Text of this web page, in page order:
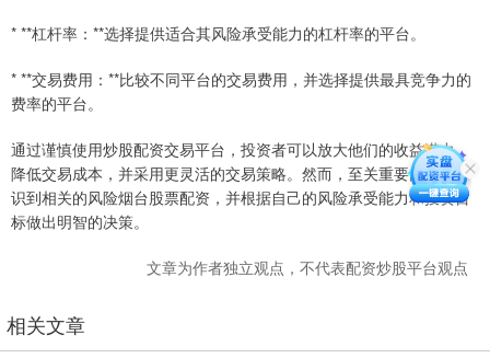
* **杠杆率：**选择提供适合其风险承受能力的杠杆率的平台。
* **交易费用：**比较不同平台的交易费用，并选择提供最具竞争力的
费率的平台。
通过谨慎使用炒股配资交易平台，投资者可以放大他们的收益潜力，
降低交易成本，并采用更灵活的交易策略。然而，至关重要的是要意
识到相关的风险烟台股票配资，并根据自己的风险承受能力和投资目
标做出明智的决策。
文章为作者独立观点，不代表配资炒股平台观点
相关文章